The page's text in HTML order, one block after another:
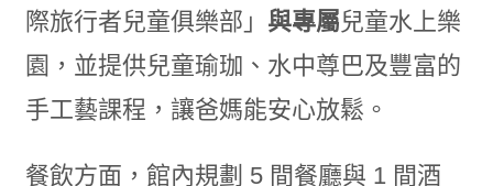
際旅行者兒童俱樂部」 與專屬兒童水上樂
園，並提供兒童瑜珈、水中尊巴及豐富的
手工藝課程，讓爸媽能安心放鬆。
餐飲方面，館內規劃 5 間餐廳與 1 間酒